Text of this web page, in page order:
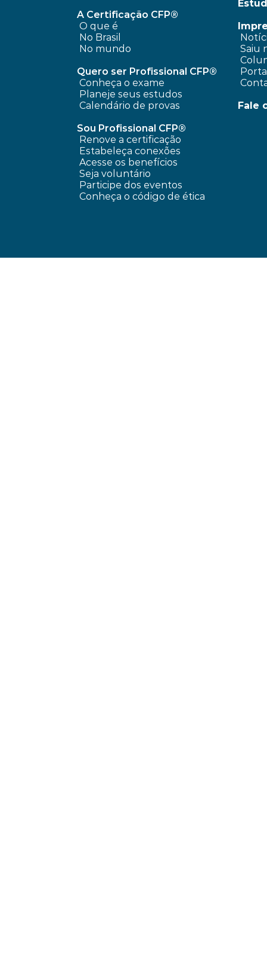
A Certificação CFP®
O que é
No Brasil
No mundo
Quero ser Profissional CFP®
Conheça o exame
Planeje seus estudos
Calendário de provas
Sou Profissional CFP®
Renove a certificação
Estabeleça conexões
Acesse os benefícios
Seja voluntário
Participe dos eventos
Conheça o código de ética
Saiu
Fale